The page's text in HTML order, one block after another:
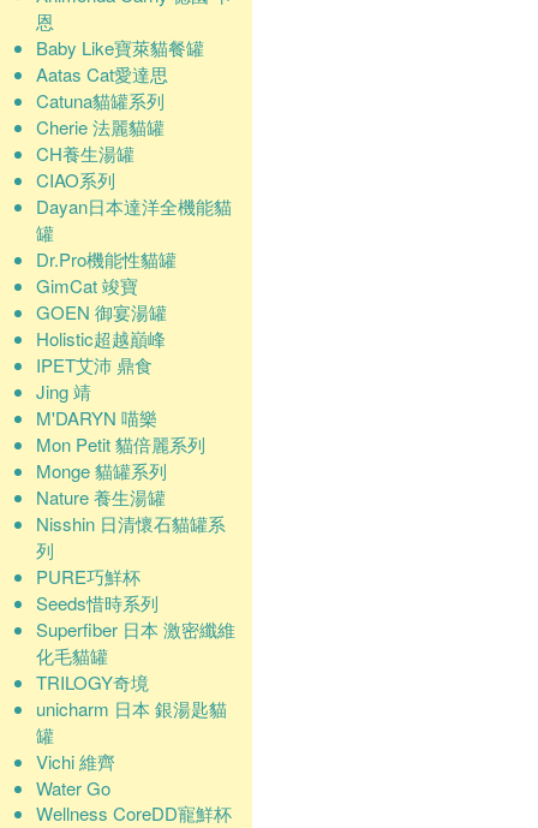
恩
Baby Like寶萊貓餐罐
Aatas Cat愛達思
Catuna貓罐系列
Cherie 法麗貓罐
CH養生湯罐
CIAO系列
Dayan日本達洋全機能貓
罐
Dr.Pro機能性貓罐
GimCat 竣寶
GOEN 御宴湯罐
Holistic超越巔峰
IPET艾沛 鼎食
Jing 靖
M'DARYN 喵樂
Mon Petit 貓倍麗系列
Monge 貓罐系列
Nature 養生湯罐
Nisshin 日清懷石貓罐系
列
PURE巧鮮杯
Seeds惜時系列
Superfiber 日本 激密纖維
化毛貓罐
TRILOGY奇境
unicharm 日本 銀湯匙貓
罐
Vichi 維齊
Water Go
Wellness CoreDD寵鮮杯